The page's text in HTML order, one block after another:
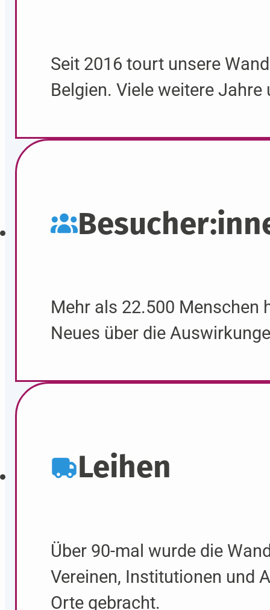
Seit 2016 tourt unsere
Belgien. Viele weitere
Mehr als 22.500 Menschen
Neues über die
Leihen
Über 90-mal wurde die
Vereinen, Institutionen und
Orte gebracht.